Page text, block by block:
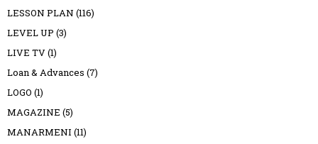
LESSON PLAN (116)
LEVEL UP (3)
LIVE TV(1)
Loan & Advances (7)
LOGO (1)
MAGAZINE (5)
MANARMENI (11)